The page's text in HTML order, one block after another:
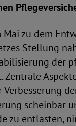
Mai zu dem
Stellung
der
Zentrale
scheinbar
zu entlasten,